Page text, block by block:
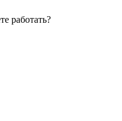
работать?